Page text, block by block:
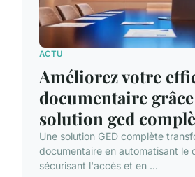
ACTU
Améliorez votre
documentaire
solution ged
Une solution GED complète
documentaire en automatisant le
sécurisant l'accès et en ...